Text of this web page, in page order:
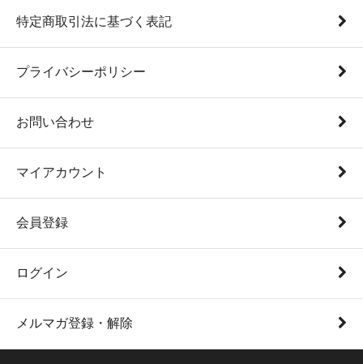
特定商取引法に基づく表記
プライバシーポリシー
お問い合わせ
マイアカウント
会員登録
ログイン
メルマガ登録・解除